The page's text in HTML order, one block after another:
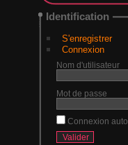
Identification
S'enregistrer
Connexion
Nom d'utilisateur
Mot de passe
Connexion auto